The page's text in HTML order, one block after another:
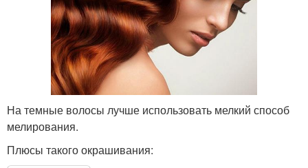
На темные волосы лучше использовать мелкий способ
мелирования.
Плюсы такого окрашивания: